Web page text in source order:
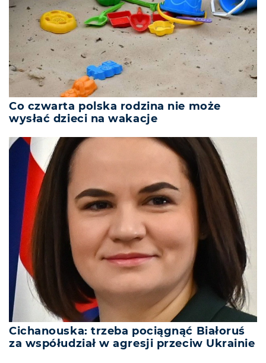
Co czwarta polska rodzina nie może
wysłać dzieci na wakacje
Cichanouska: trzeba pociągnąć Białoruś
za współudział w agresji przeciw Ukrainie